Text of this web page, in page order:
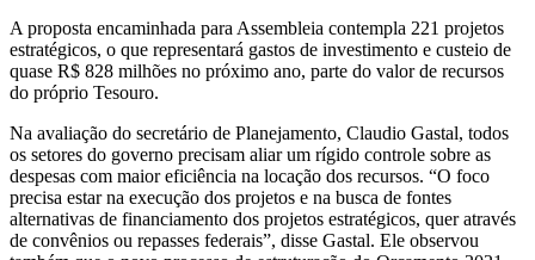
A proposta encaminhada para Assembleia contempla 221 projetos
estratégicos, o que representará gastos de investimento e custeio de
quase R$ 828 milhões no próximo ano, parte do valor de recursos
do próprio Tesouro.
Na avaliação do secretário de Planejamento, Claudio Gastal, todos
os setores do governo precisam aliar um rígido controle sobre as
despesas com maior eficiência na locação dos recursos. “O foco
precisa estar na execução dos projetos e na busca de fontes
alternativas de financiamento dos projetos estratégicos, quer através
de convênios ou repasses federais”, disse Gastal. Ele observou